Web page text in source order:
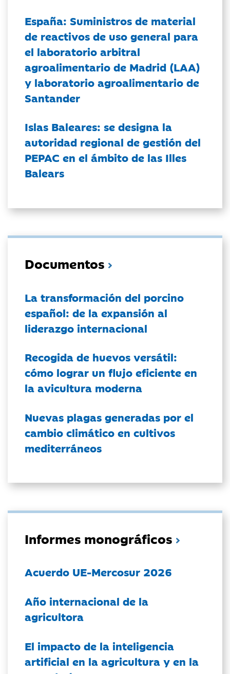
España: Suministros de material
de reactivos de uso general para
el laboratorio arbitral
agroalimentario de Madrid (LAA)
y laboratorio agroalimentario de
Santander
Islas Baleares: se designa la
autoridad regional de gestión del
PEPAC en el ámbito de las Illes
Balears
Documentos
La transformación del porcino
español: de la expansión al
liderazgo internacional
Recogida de huevos versátil:
cómo lograr un flujo eficiente en
la avicultura moderna
Nuevas plagas generadas por el
cambio climático en cultivos
mediterráneos
Informes monográficos
Acuerdo UE-Mercosur 2026
Año internacional de la
agricultora
El impacto de la inteligencia
artificial en la agricultura y en la